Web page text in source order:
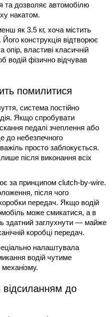
та дозволяє автомобілю
накатом.
як 3.5 кг, хоча містить
конструкція відтворює
опір, властиві класичній
водій фізично відчував
помилитися
система постійно
Якщо спробувати
педалі зчеплення або
до небезпечного
просто заблокується.
після виконання всіх
за принципом clutch-by-wire.
після чого
передач. Якщо водій
може смикатися, а в
здатний заглухнути — майже
коробці передач.
налаштувала
водій чутиме
відсиланням до